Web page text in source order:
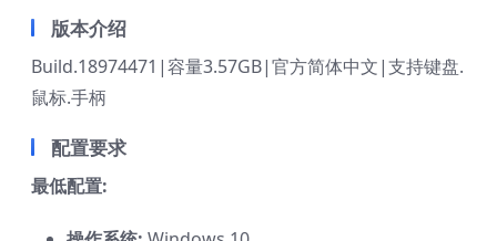
版本介绍
Build.18974471|容量3.57GB|官方简体中文|支持键盘.
鼠标.手柄
配置要求
最低配置: